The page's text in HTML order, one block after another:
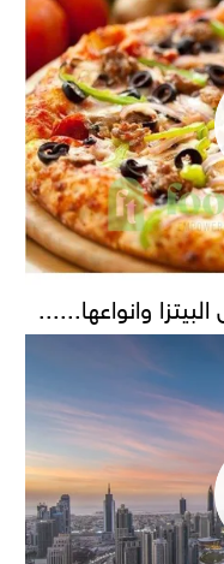
وانواعها......